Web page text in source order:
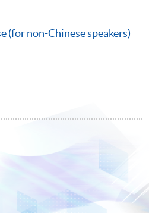
(for non-Chinese speakers)